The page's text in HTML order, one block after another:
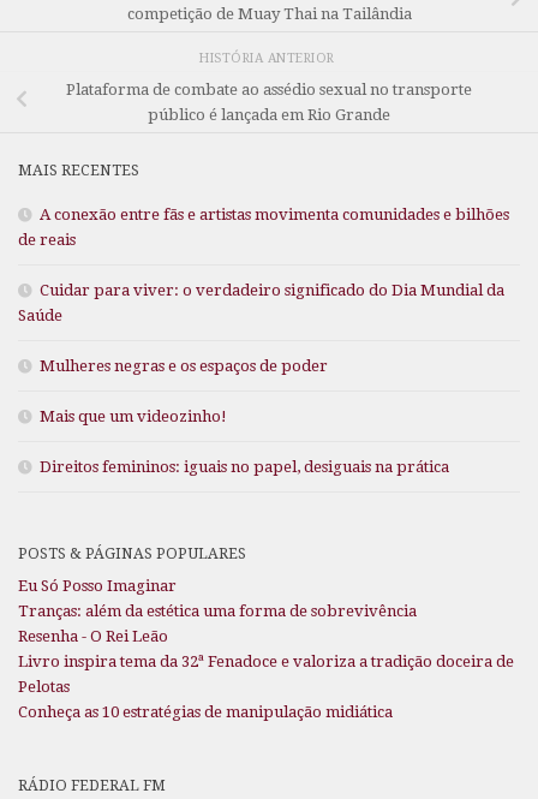
competição de Muay Thai na Tailândia
HISTÓRIA ANTERIOR
Plataforma de combate ao assédio sexual no transporte
público é lançada em Rio Grande
MAIS RECENTES
A conexão entre fãs e artistas movimenta comunidades e bilhões
de reais
Cuidar para viver: o verdadeiro significado do Dia Mundial da
Saúde
Mulheres negras e os espaços de poder
Mais que um videozinho!
Direitos femininos: iguais no papel, desiguais na prática
POSTS & PÁGINAS POPULARES
Eu Só Posso Imaginar
Tranças: além da estética uma forma de sobrevivência
Resenha - O Rei Leão
Livro inspira tema da 32ª Fenadoce e valoriza a tradição doceira de
Pelotas
Conheça as 10 estratégias de manipulação midiática
RÁDIO FEDERAL FM